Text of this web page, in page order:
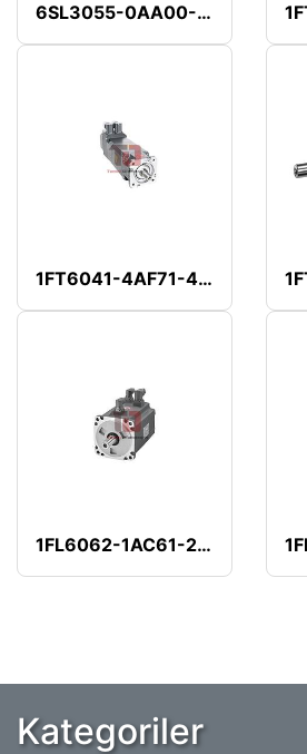
6SL3055-0AA00-5EA3
1FT6041-4AF71-4AA1
1FL6062-1AC61-2AA1
Kategoriler